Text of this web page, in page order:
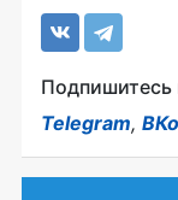
Подпишитесь
Telegram,